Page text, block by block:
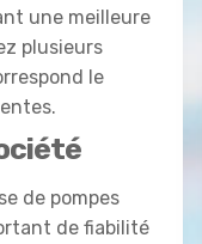
une meilleure
plusieurs
le
de pompes
de fiabilité